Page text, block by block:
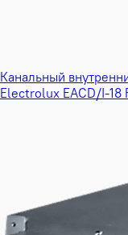
Канальный
Electrolux EACD/I-18